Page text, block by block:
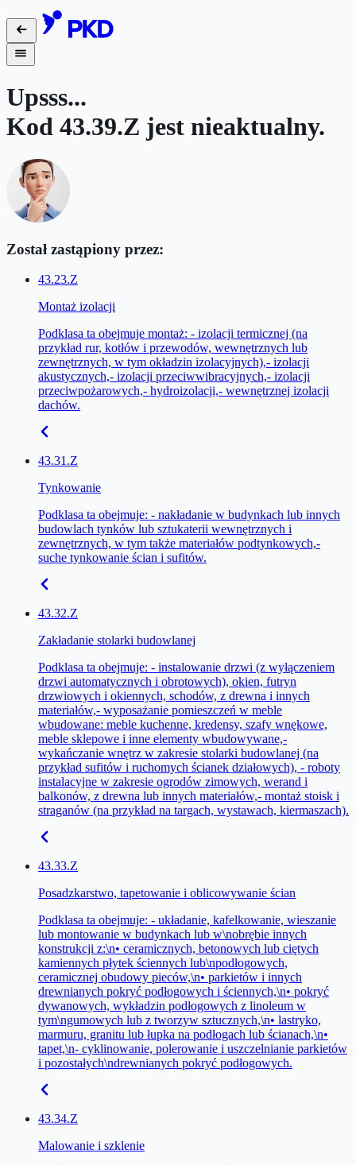
Upsss...
Kod 43.39.Z jest nieaktualny.
Został zastąpiony przez:
43.23.Z
Montaż izolacji
Podklasa ta obejmuje montaż: - izolacji termicznej (na
przykład rur, kotłów i przewodów, wewnętrznych lub
zewnętrznych, w tym okładzin izolacyjnych),- izolacji
akustycznych,- izolacji przeciwwibracyjnych,- izolacji
przeciwpożarowych,- hydroizolacji,- wewnętrznej izolacji
dachów.
43.31.Z
Tynkowanie
Podklasa ta obejmuje: - nakładanie w budynkach lub innych
budowlach tynków lub sztukaterii wewnętrznych i
zewnętrznych, w tym także materiałów podtynkowych,-
suche tynkowanie ścian i sufitów.
43.32.Z
Zakładanie stolarki budowlanej
Podklasa ta obejmuje: - instalowanie drzwi (z wyłączeniem
drzwi automatycznych i obrotowych), okien, futryn
drzwiowych i okiennych, schodów, z drewna i innych
materiałów,- wyposażanie pomieszczeń w meble
wbudowane: meble kuchenne, kredensy, szafy wnękowe,
meble sklepowe i inne elementy wbudowywane,-
wykańczanie wnętrz w zakresie stolarki budowlanej (na
przykład sufitów i ruchomych ścianek działowych), - roboty
instalacyjne w zakresie ogrodów zimowych, werand i
balkonów, z drewna lub innych materiałów,- montaż stoisk i
straganów (na przykład na targach, wystawach, kiermaszach).
43.33.Z
Posadzkarstwo, tapetowanie i oblicowywanie ścian
Podklasa ta obejmuje: - układanie, kafelkowanie, wieszanie
lub montowanie w budynkach lub w\nobrębie innych
konstrukcji z:\n• ceramicznych, betonowych lub ciętych
kamiennych płytek ściennych lub\npodłogowych,
ceramicznej obudowy pieców,\n• parkietów i innych
drewnianych pokryć podłogowych i ściennych,\n• pokryć
dywanowych, wykładzin podłogowych z linoleum w
tym\ngumowych lub z tworzyw sztucznych,\n• lastryko,
marmuru, granitu lub łupka na podłogach lub ścianach,\n•
tapet,\n- cyklinowanie, polerowanie i uszczelnianie parkietów
i pozostałych\ndrewnianych pokryć podłogowych.
43.34.Z
Malowanie i szklenie